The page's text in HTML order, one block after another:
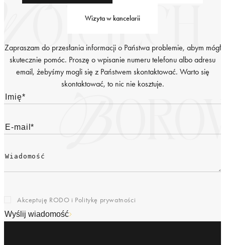
Wizyta w kancelarii
Zapraszam do przesłania informacji o Państwa problemie, abym mógł
skutecznie pomóc. Proszę o wpisanie numeru telefonu albo adresu
email, żebyśmy mogli się z Państwem skontaktować. Warto się
skontaktować, to nic nie kosztuje.
Akceptuję RODO i Politykę prywatności
Wyślij wiadomość